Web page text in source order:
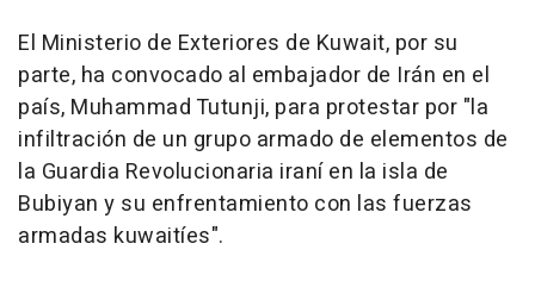
El Ministerio de Exteriores de Kuwait, por su
parte, ha convocado al embajador de Irán en el
país, Muhammad Tutunji, para protestar por "la
infiltración de un grupo armado de elementos de
la Guardia Revolucionaria iraní en la isla de
Bubiyan y su enfrentamiento con las fuerzas
armadas kuwaitíes".